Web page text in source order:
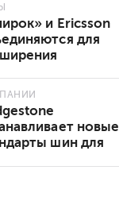
и Ericsson
для
5G в
новые
шин для